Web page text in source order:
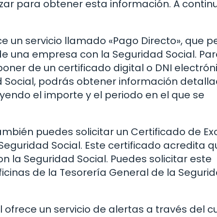
para obtener esta información. A
un servicio llamado «Pago Directo», que
una empresa con la Seguridad Social.
de un certificado digital o DNI
podrás obtener información
el importe y el periodo en el que se
puedes solicitar un Certificado de
Social. Este certificado acredita
la Seguridad Social. Puedes solicitar este
de la Tesorería General de la
ofrece un servicio de alertas a través del